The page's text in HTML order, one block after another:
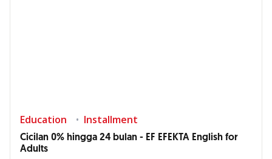
Education Installment
Cicilan 0% hingga 24 bulan - EF EFEKTA English for
Adults